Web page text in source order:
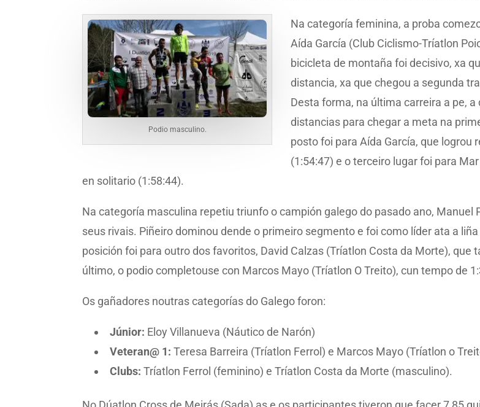
Podio masculino.
Na categoría feminina, a proba
Aída García (Club Ciclismo-Tríatlon
bicicleta de montaña foi decisivo, xa
distancia, xa que chegou a segunda
Desta forma, na última carreira a pe,
distancias para chegar a meta na
posto foi para Aída García, que
(1:54:47) e o terceiro lugar foi para
en solitario (1:58:44).
Na categoría masculina repetiu triunfo o campión galego do pasado ano, Manuel
seus rivais. Piñeiro dominou dende o primeiro segmento e foi como líder ata a
posición foi para outro dos favoritos, David Calzas (Tríatlon Costa da Morte), que
último, o podio completouse con Marcos Mayo (Tríatlon O Treito), cun tempo de
Os gañadores noutras categorías do Galego foron:
Júnior: Eloy Villanueva (Náutico de Narón)
Veteran@ 1: Teresa Barreira (Tríatlon Ferrol) e Marcos Mayo (Tríatlon o
Clubs: Tríatlon Ferrol (feminino) e Tríatlon Costa da Morte (masculino).